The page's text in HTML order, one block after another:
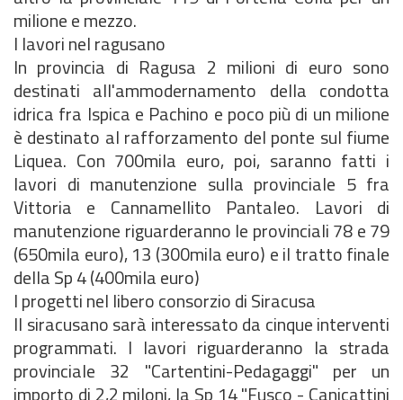
milione e mezzo.
I lavori nel ragusano
In provincia di Ragusa 2 milioni di euro sono
destinati all'ammodernamento della condotta
idrica fra Ispica e Pachino e poco più di un milione
è destinato al rafforzamento del ponte sul fiume
Liquea. Con 700mila euro, poi, saranno fatti i
lavori di manutenzione sulla provinciale 5 fra
Vittoria e Cannamellito Pantaleo. Lavori di
manutenzione riguarderanno le provinciali 78 e 79
(650mila euro), 13 (300mila euro) e il tratto finale
della Sp 4 (400mila euro)
I progetti nel libero consorzio di Siracusa
Il siracusano sarà interessato da cinque interventi
programmati. I lavori riguarderanno la strada
provinciale 32 "Cartentini-Pedagaggi" per un
importo di 2,2 miloni, la Sp 14 "Fusco - Canicattini